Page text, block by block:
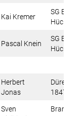
Kai Kremer
SG
Pascal Knein
SG
Herbert
Jonas
Dürener
1847 e.V.
Sven
Brander